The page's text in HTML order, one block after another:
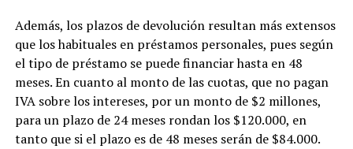
Además, los plazos de devolución resultan más extensos
que los habituales en préstamos personales, pues según
el tipo de préstamo se puede financiar hasta en 48
meses. En cuanto al monto de las cuotas, que no pagan
IVA sobre los intereses, por un monto de $2 millones,
para un plazo de 24 meses rondan los $120.000, en
tanto que si el plazo es de 48 meses serán de $84.000.